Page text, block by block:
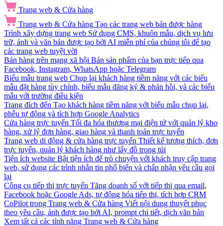
Trang web & Cửa hàng
Trang web & Cửa hàng Tạo các trang web bán được hàng
Trình xây dựng trang web Sử dụng CMS, khuôn mẫu, dịch vụ lưu
trữ, ảnh và văn bản được tạo bởi AI miễn phí của chúng tôi để tạo
các trang web tuyệt vời
Bán hàng trên mạng xã hội Bán sản phẩm của bạn trực tiếp qua
Facebook, Instagram, WhatsApp hoặc Telegram
Biểu mẫu trang web Chụp lại khách hàng tiềm năng với các biểu
mẫu đặt hàng tùy chỉnh, biểu mẫu đăng ký & phản hồi, và các biểu
mẫu với trường điều kiện
Trang đích đến Tạo khách hàng tiềm năng với biểu mẫu chụp lại,
phễu tự động và tích hợp Google Analytics
Cửa hàng trực tuyến Tối đa hóa thương mại điện tử với quản lý kho
hàng, xử lý đơn hàng, giao hàng và thanh toán trực tuyến
Trang web di động & cửa hàng trực tuyến Thiết kế tương thích, đơn
trực tuyến, quản lý khách hàng như lấy đồ trong túi
Tiện ích website Bật tiện ích để trò chuyện với khách truy cập trang
web, sử dụng các trình nhắn tin phổ biến và chấp nhận yêu cầu gọi
lại
Công cụ tiếp thị trực tuyến Tăng doanh số với tiếp thị qua email,
Facebook hoặc Google Ads, tự động hóa tiếp thị, tích hợp CRM
CoPilot trong Trang web & Cửa hàng Viết nội dung thuyết phục
theo yêu cầu, ảnh được tạo bởi AI, prompt chi tiết, dịch văn bản
Xem tất cả các tính năng Trang web & Cửa hàng